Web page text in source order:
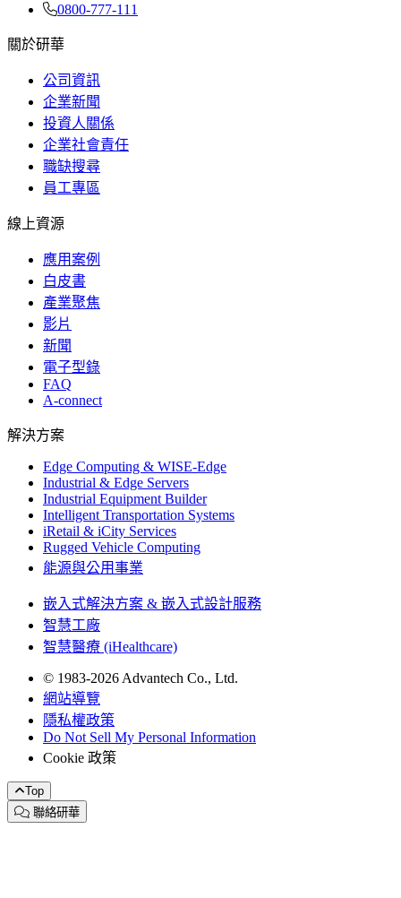
0800-777-111
關於研華
公司資訊
企業新聞
投資人關係
企業社會責任
職缺搜尋
員工專區
線上資源
應用案例
白皮書
產業聚焦
影片
新聞
電子型錄
FAQ
A-connect
解決方案
Edge Computing & WISE-Edge
Industrial & Edge Servers
Industrial Equipment Builder
Intelligent Transportation Systems
iRetail & iCity Services
Rugged Vehicle Computing
能源與公用事業
嵌入式解決方案 & 嵌入式設計服務
智慧工廠
智慧醫療 (iHealthcare)
© 1983-2026 Advantech Co., Ltd.
網站導覽
隱私權政策
Do Not Sell My Personal Information
Cookie 政策
Top
聯絡研華